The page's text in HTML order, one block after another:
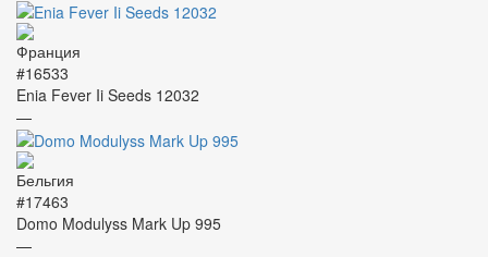
#16533
Enia Fever Ii Seeds 12032
—
#17463
Domo Modulyss Mark Up 995
—